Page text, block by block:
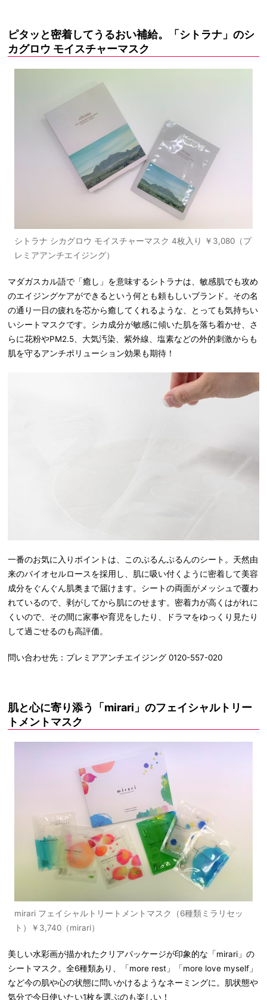
ピタッと密着してうるおい補給。「シトラナ」のシ
カグロウ モイスチャーマスク
シトラナ シカグロウ モイスチャーマスク 4枚入り ￥3,080（プ
レミアアンチエイジング）
マダガスカル語で「癒し」を意味するシトラナは、敏感肌でも攻め
のエイジングケアができるという何とも頼もしいブランド。その名
の通り一日の疲れを芯から癒してくれるような、とっても気持ちい
いシートマスクです。シカ成分が敏感に傾いた肌を落ち着かせ、さ
らに花粉やPM2.5、大気汚染、紫外線、塩素などの外的刺激からも
肌を守るアンチポリューション効果も期待！
一番のお気に入りポイントは、このぷるんぷるんのシート。天然由
来のバイオセルロースを採用し、肌に吸い付くように密着して美容
成分をぐんぐん肌奥まで届けます。シートの両面がメッシュで覆わ
れているので、剥がしてから肌にのせます。密着力が高くはがれに
くいので、その間に家事や育児をしたり、ドラマをゆっくり見たり
して過ごせるのも高評価。
問い合わせ先：プレミアアンチエイジング 0120-557-020
肌と心に寄り添う「mirari」のフェイシャルトリー
トメントマスク
mirari フェイシャルトリートメントマスク（6種類ミラリセッ
ト）￥3,740（mirari）
美しい水彩画が描かれたクリアパッケージが印象的な「mirari」の
シートマスク。全6種類あり、「more rest」「more love myself」
など今の肌や心の状態に問いかけるようなネーミングに。肌状態や
気分で今日使いたい1枚を選ぶのも楽しい！